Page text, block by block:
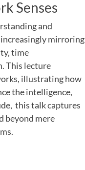
Senses
and
mirroring
time
This lecture
illustrating how
the intelligence,
this talk captures
beyond mere